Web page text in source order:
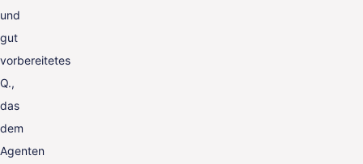
und
gut
vorbereitetes
Q.,
das
dem
Agenten